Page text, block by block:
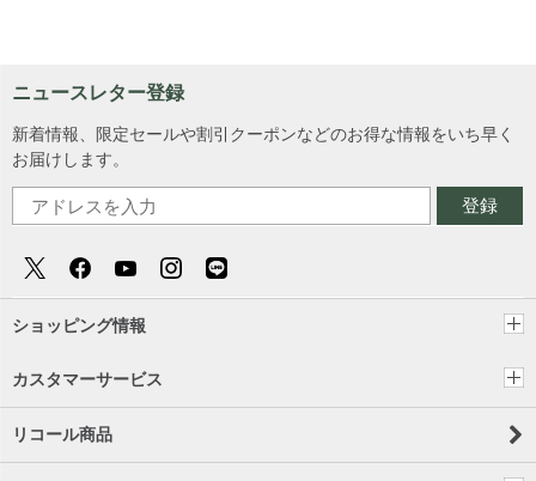
ニュースレター登録
新着情報、限定セールや割引クーポンなどのお得な情報をいち早く
お届けします。
登録
ショッピング情報
カスタマーサービス
リコール商品